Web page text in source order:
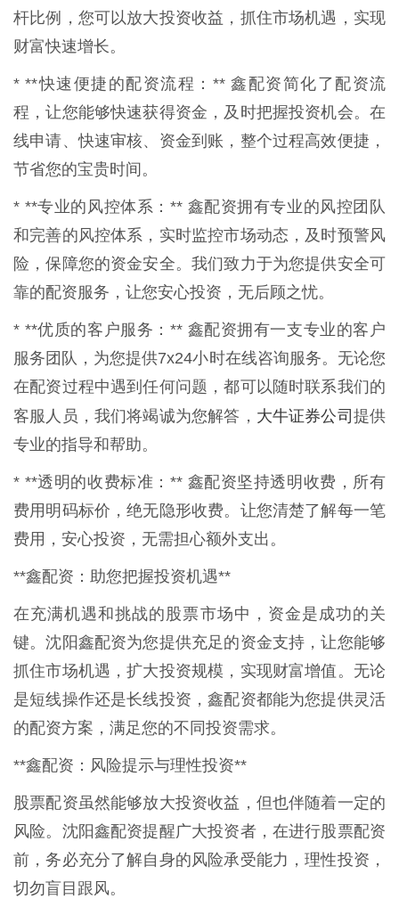
杆比例，您可以放大投资收益，抓住市场机遇，实现
财富快速增长。
* **快速便捷的配资流程：** 鑫配资简化了配资流
程，让您能够快速获得资金，及时把握投资机会。在
线申请、快速审核、资金到账，整个过程高效便捷，
节省您的宝贵时间。
* **专业的风控体系：** 鑫配资拥有专业的风控团队
和完善的风控体系，实时监控市场动态，及时预警风
险，保障您的资金安全。我们致力于为您提供安全可
靠的配资服务，让您安心投资，无后顾之忧。
* **优质的客户服务：** 鑫配资拥有一支专业的客户
服务团队，为您提供7x24小时在线咨询服务。无论您
在配资过程中遇到任何问题，都可以随时联系我们的
客服人员，我们将竭诚为您解答， 大牛证券公司提供
专业的指导和帮助。
* **透明的收费标准：** 鑫配资坚持透明收费，所有
费用明码标价，绝无隐形收费。让您清楚了解每一笔
费用，安心投资，无需担心额外支出。
**鑫配资：助您把握投资机遇**
在充满机遇和挑战的股票市场中，资金是成功的关
键。沈阳鑫配资为您提供充足的资金支持，让您能够
抓住市场机遇，扩大投资规模，实现财富增值。无论
是短线操作还是长线投资，鑫配资都能为您提供灵活
的配资方案，满足您的不同投资需求。
**鑫配资：风险提示与理性投资**
股票配资虽然能够放大投资收益，但也伴随着一定的
风险。沈阳鑫配资提醒广大投资者，在进行股票配资
前，务必充分了解自身的风险承受能力，理性投资，
切勿盲目跟风。